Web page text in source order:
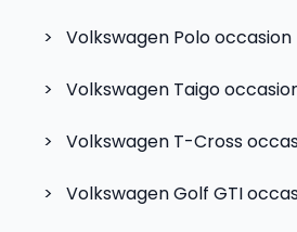
> Volkswagen Polooccasion
> Volkswagen Taigo
> Volkswagen T-Cross
> Volkswagen Golf GTI